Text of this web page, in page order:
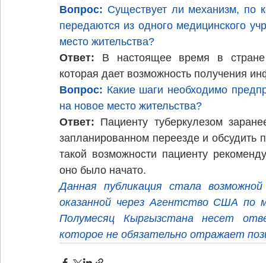
Вопрос: Существует ли механизм, по
передаются из одного медицинского
место жительства?
Ответ: В настоящее время в стране
которая дает возможность получения
Вопрос: Какие шаги необходимо
на новое место жительства?
Ответ: Пациенту туберкулезом
запланированном переезде и
такой возможности пациенту
оно было начато.
Данная публикация стала
оказанной через Агентство США по
Полумесяц Кыргызстана несет
которое не обязательно отражает